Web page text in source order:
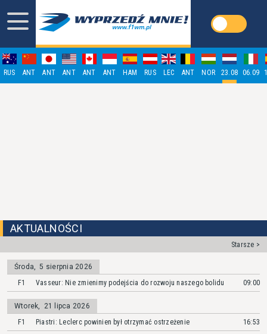
RUS ANT ANT ANT ANT ANT HAM RUS LEC ANT NOR 23.08 06.09
AKTUALNOŚCI
Starsze >
Środa, 5 sierpnia 2026
F1
Vasseur: Nie zmienimy podejścia do rozwoju naszego bolidu 09:00
Wtorek,
21 lipca 2026
F1
Piastri: Leclerc powinien był otrzymać ostrzeżenie 16:53